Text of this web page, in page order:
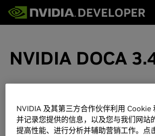
论坛
论坛 (英文)
立即加入
行业
资源
NVIDIA DOCA
点击如下绿色按钮来选择您所需的平台。页
平台。通过下载和使用该软件，表示您已经
最终用户许可协议（EULA）的条款和条件。
NVIDIA 及其第三方合作伙伴利用 Cookie
并记录您提供的信息，以及您与我们网站
提高性能、进行分析并辅助营销工作。点